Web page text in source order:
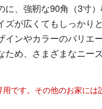
に、強靭な90角（3寸
ズが広くてもしっかり
インやカラーのバリエ
ため、さまざまなニー
です。その他のお家には